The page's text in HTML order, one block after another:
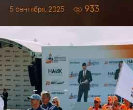
5 сентября, 2025 933